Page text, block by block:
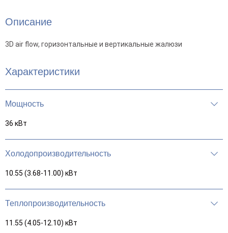
Описание
3D air flow, горизонтальные и вертикальные жалюзи
Характеристики
Мощность
36 кВт
Холодопроизводительность
10.55 (3.68-11.00) кВт
Теплопроизводительность
11.55 (4.05-12.10) кВт